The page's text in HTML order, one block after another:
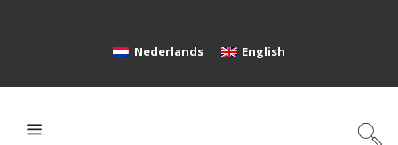
Nederlands English